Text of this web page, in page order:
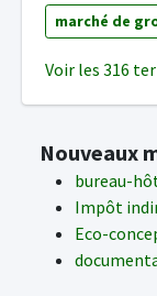
marché de
Voir les 316
Nouveaux
bureau-
Impôt
Eco-